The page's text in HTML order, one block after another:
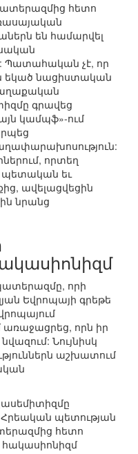
հետո
են համարվել
Պատահական չէ, որ
եկած նացիստական
գրավեց
կամպֆ»-ում
որտեղ
պետական եւ
ավելացվեցին
նրանց
որի
Եվրոպայի գրեթե
որն իր
Նույնիսկ
աշխատում
պետության
հետո